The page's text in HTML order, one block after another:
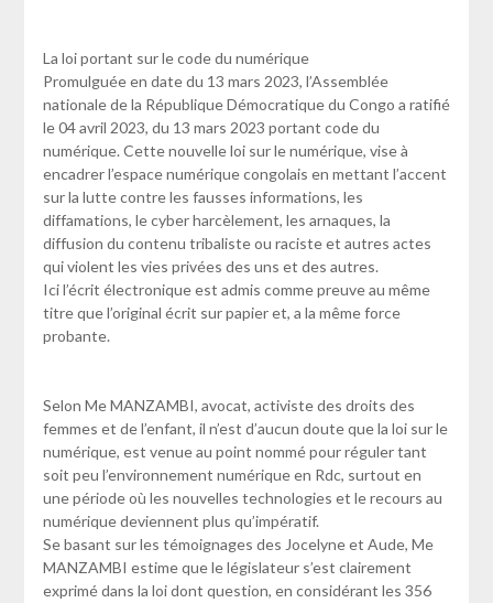
La loi portant sur le code du numérique
Promulguée en date du 13 mars 2023, l’Assemblée
nationale de la République Démocratique du Congo a ratifié
le 04 avril 2023, du 13 mars 2023 portant code du
numérique. Cette nouvelle loi sur le numérique, vise à
encadrer l’espace numérique congolais en mettant l’accent
sur la lutte contre les fausses informations, les
diffamations, le cyber harcèlement, les arnaques, la
diffusion du contenu tribaliste ou raciste et autres actes
qui violent les vies privées des uns et des autres.
Ici l’écrit électronique est admis comme preuve au même
titre que l’original écrit sur papier et, a la même force
probante.
Selon Me MANZAMBI, avocat, activiste des droits des
femmes et de l’enfant, il n’est d’aucun doute que la loi sur le
numérique, est venue au point nommé pour réguler tant
soit peu l’environnement numérique en Rdc, surtout en
une période où les nouvelles technologies et le recours au
numérique deviennent plus qu’impératif.
Se basant sur les témoignages des Jocelyne et Aude, Me
MANZAMBI estime que le législateur s’est clairement
exprimé dans la loi dont question, en considérant les 356